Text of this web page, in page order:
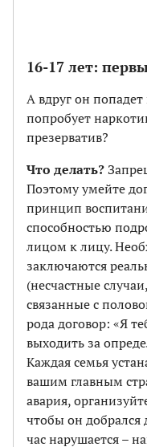
16-17 лет:
А вдруг он
попробует
презерватив?
Что делать?
Поэтому умейте
принцип
способностью
лицом к лицу.
заключаются
(несчастные
связанные с
рода договор: «Я
выходить за
Каждая семья
вашим главным
авария,
чтобы он
час нарушается –